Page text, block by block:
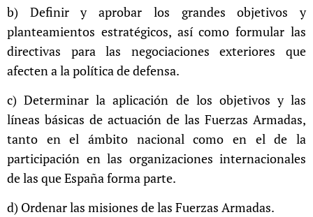
b) Definir y aprobar los grandes objetivos y
planteamientos estratégicos, así como formular las
directivas para las negociaciones exteriores que
afecten a la política de defensa.
c) Determinar la aplicación de los objetivos y las
líneas básicas de actuación de las Fuerzas Armadas,
tanto en el ámbito nacional como en el de la
participación en las organizaciones internacionales
de las que España forma parte.
d) Ordenar las misiones de las Fuerzas Armadas.